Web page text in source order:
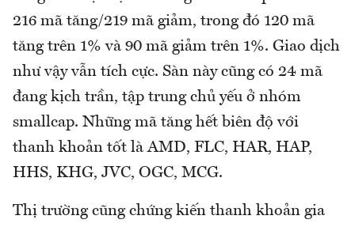
216 mã tăng/219 mã giảm, trong đó 120 mã
tăng trên 1% và 90 mã giảm trên 1%. Giao dịch
như vậy vẫn tích cực. Sàn này cũng có 24 mã
đang kịch trần, tập trung chủ yếu ở nhóm
smallcap. Những mã tăng hết biên độ với
thanh khoản tốt là AMD, FLC, HAR, HAP,
HHS, KHG, JVC, OGC, MCG.
Thị trường cũng chứng kiến thanh khoản gia